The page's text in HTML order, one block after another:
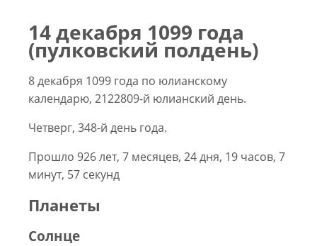
14 декабря 1099 года
(пулковский полдень)
8 декабря 1099 года по юлианскому
календарю, 2122809-й юлианский день.
Четверг, 348-й день года.
Прошло 926 лет, 7 месяцев, 24 дня, 19 часов, 7
минут, 57 секунд
Планеты
Солнце